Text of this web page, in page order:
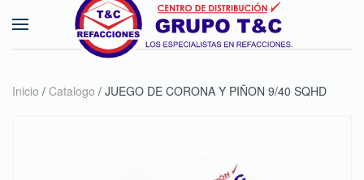
Skip to main content
Inicio / Catalogo / JUEGO DE CORONA Y PIÑON 9/40 SQHD